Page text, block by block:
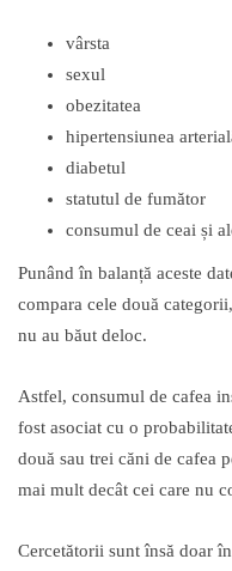
vârsta
sexul
obezitatea
hipertensiunea
diabetul
statutul de fumător
consumul de ceai și
Punând în balanță aceste
compara cele două
nu au băut deloc.
Astfel, consumul de cafea
fost asociat cu o
două sau trei căni de cafea
mai mult decât cei care nu
Cercetătorii sunt însă doar